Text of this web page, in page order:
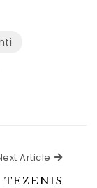
Article Next
TEZENIS